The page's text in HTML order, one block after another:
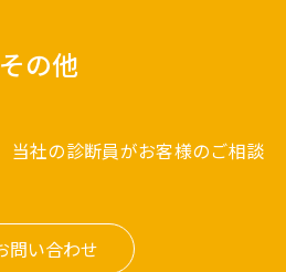
の他
当社の診断員がお客様のご相談
問い合わせ